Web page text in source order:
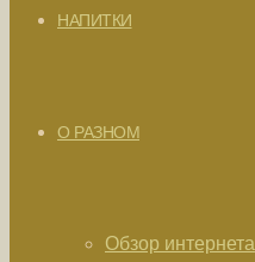
НАПИТКИ
О РАЗНОМ
Обзор интернета